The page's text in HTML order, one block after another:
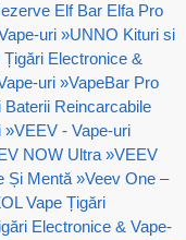
Elf Bar Elfa Pro
uri »UNNO Kituri si
Electronice &
uri »VapeBar Pro
Reincarcabile
»VEEV - Vape-uri
NOW Ultra »VEEV
Și Mentă »Veev One –
Vape Țigări
Electronice & Vape-